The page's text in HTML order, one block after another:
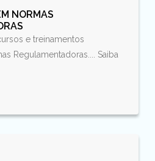
NORMAS
e treinamentos
Regulamentadoras.... Saiba